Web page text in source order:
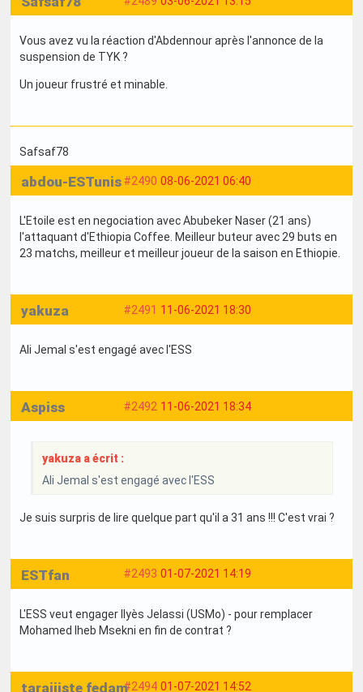
Vous avez vu la réaction d'Abdennour après l'annonce de la
suspension de TYK ?
Un joueur frustré et minable.
Safsaf78
#2490 08-06-2021 06:40
abdou-ESTunis
L'Etoile est en negociation avec Abubeker Naser (21 ans)
l'attaquant d'Ethiopia Coffee. Meilleur buteur avec 29 buts en
23 matchs, meilleur et meilleur joueur de la saison en Ethiopie.
#2491 11-06-2021 18:30
yakuza
Ali Jemal s'est engagé avec l'ESS
#2492 11-06-2021 18:34
Aspiss
yakuza a écrit :
Ali Jemal s'est engagé avec l'ESS
Je suis surpris de lire quelque part qu'il a 31 ans !!! C'est vrai ?
#2493 01-07-2021 14:19
ESTfan
L'ESS veut engager Ilyès Jelassi (USMo) - pour remplacer
Mohamed Iheb Msekni en fin de contrat ?
#2494 01-07-2021 14:52
tarajjiste fedam